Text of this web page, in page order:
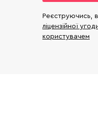
Реєструючись,
ліцензійної
користувачем